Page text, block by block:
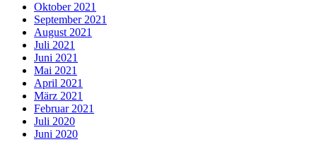
Oktober 2021
September 2021
August 2021
Juli 2021
Juni 2021
Mai 2021
April 2021
März 2021
Februar 2021
Juli 2020
Juni 2020